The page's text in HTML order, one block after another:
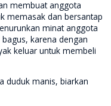
membuat anggota
memasak dan bersantap
minat anggota
karena dengan
keluar untuk membeli
duduk manis, biarkan